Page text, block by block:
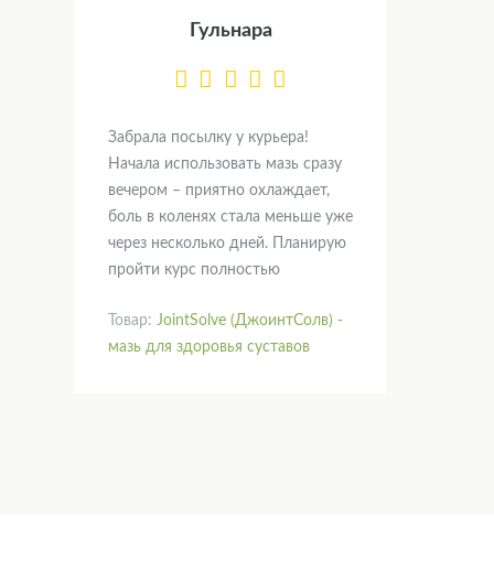
Гульнара
Забрала посылку у курьера!
Начала использовать мазь сразу
вечером – приятно охлаждает,
боль в коленях стала меньше уже
через несколько дней. Планирую
пройти курс полностью
Товар: JointSolve (ДжоинтСолв) -
мазь для здоровья суставов